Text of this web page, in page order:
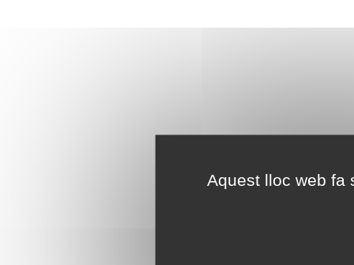
Aquest lloc web fa